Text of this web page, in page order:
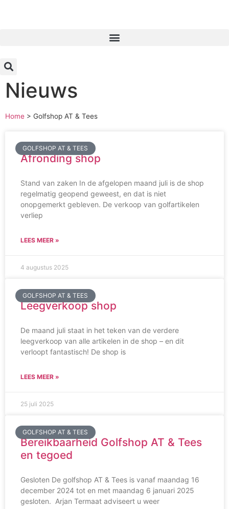
Nieuws
Home > Golfshop AT & Tees
GOLFSHOP AT & TEES
Afronding shop
Stand van zaken In de afgelopen maand juli is de shop
regelmatig geopend geweest, en dat is niet
onopgemerkt gebleven. De verkoop van golfartikelen
verliep
LEES MEER »
4 augustus 2025
GOLFSHOP AT & TEES
Leegverkoop shop
De maand juli staat in het teken van de verdere
leegverkoop van alle artikelen in de shop – en dit
verloopt fantastisch! De shop is
LEES MEER »
25 juli 2025
GOLFSHOP AT & TEES
Bereikbaarheid Golfshop AT & Tees
en tegoed
Gesloten De golfshop AT & Tees is vanaf maandag 16
december 2024 tot en met maandag 6 januari 2025
gesloten. Arjan Termaat adviseert u weer